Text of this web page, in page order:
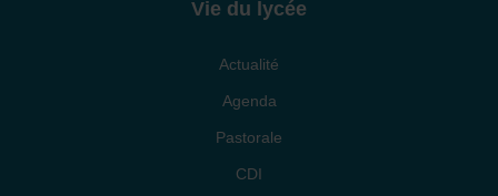
Vie du lycée
Actualité
Agenda
Pastorale
CDI